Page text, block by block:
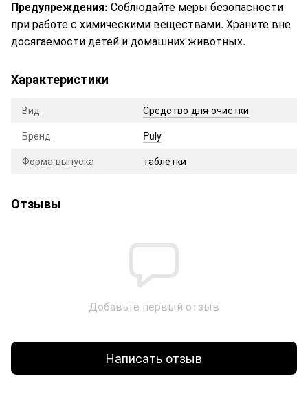
Предупреждения: Соблюдайте меры безопасности
при работе с химическими веществами. Храните вне
досягаемости детей и домашних животных.
Характеристики
Вид
Средство для очистки
Бренд
Puly
Форма выпуска
таблетки
Отзывы
Добавьте первый отзыв
Написать отзыв